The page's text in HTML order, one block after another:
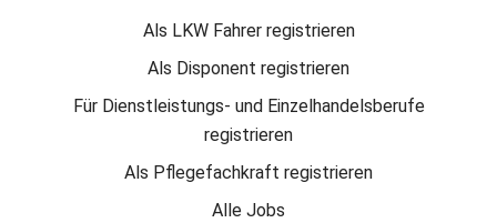
Als LKW Fahrer registrieren
Als Disponent registrieren
Für Dienstleistungs- und Einzelhandelsberufe
registrieren
Als Pflegefachkraft registrieren
Alle Jobs